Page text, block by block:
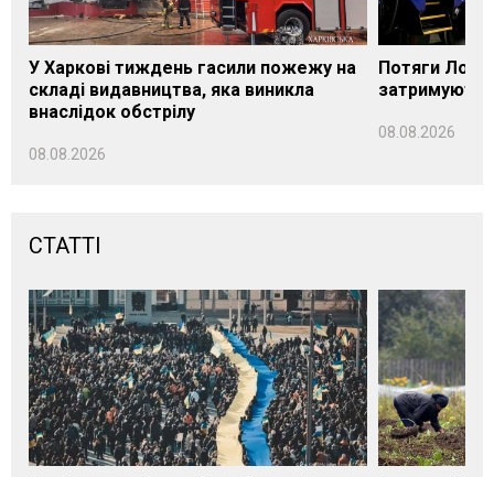
У Харкові тиждень гасили пожежу на
складі видавництва, яка виникла
внаслідок обстрілу
08.08.2026
Потяги
08.08.2026
СТАТТІ